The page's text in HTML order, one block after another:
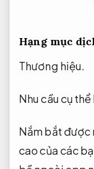
Hạng mục
Thương hiệu.
Nhu cầu cụ
Nắm bắt được
cao của các